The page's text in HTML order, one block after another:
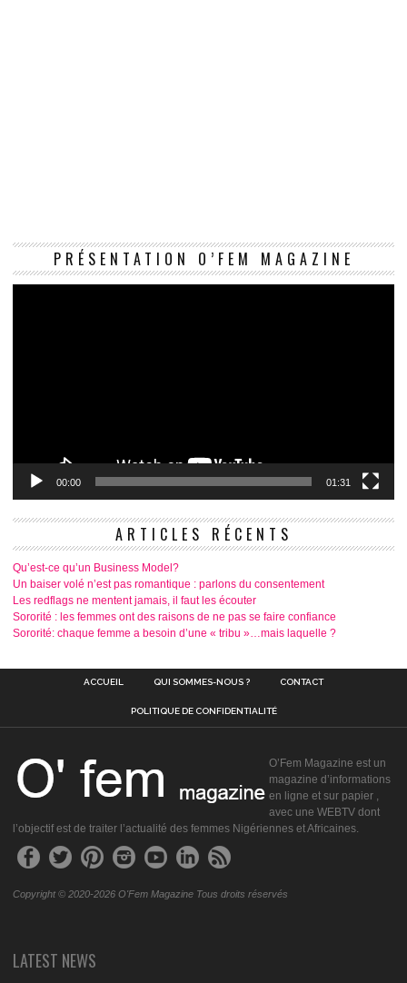
PRÉSENTATION O’FEM MAGAZINE
00:00 01:31
ARTICLES RÉCENTS
Qu’est-ce qu’un Business Model?
Un baiser volé n’est pas romantique : parlons du consentement
Les redflags ne mentent jamais, il faut les écouter
Sororité : les femmes ont des raisons de ne pas se faire confiance
Sororité: chaque femme a besoin d’une « tribu »…mais laquelle ?
ACCUEIL QUI SOMMES-NOUS ? CONTACT
POLITIQUE DE CONFIDENTIALITÉ
O’Fem Magazine est un
magazine d’informations
en ligne et sur papier ,
avec une WEBTV dont
l’objectif est de traiter l’actualité des femmes Nigériennes et Africaines.
Copyright © 2020-2026 O'Fem Magazine Tous droits réservés
LATEST NEWS